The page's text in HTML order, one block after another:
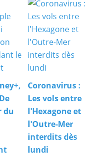
du
Coronavirus :
Les vols entre
l'Hexagone et
l'Outre-Mer
interdits dès
lundi